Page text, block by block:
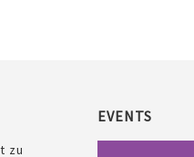
zu
EVENTS